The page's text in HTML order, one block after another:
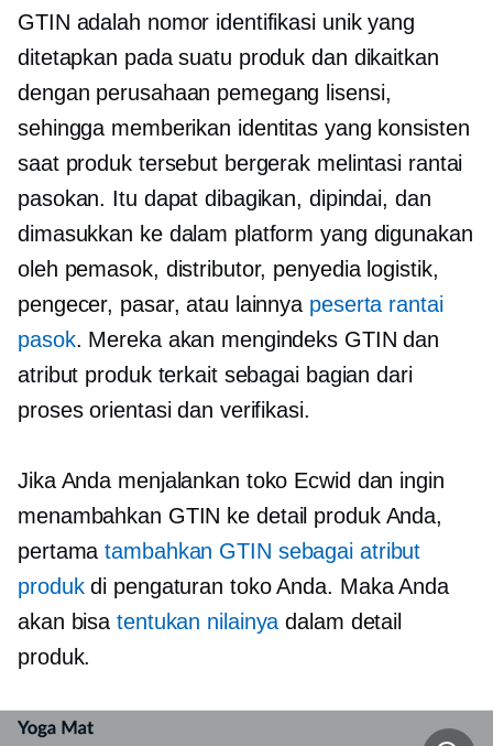
GTIN adalah nomor identifikasi unik yang
ditetapkan pada suatu produk dan dikaitkan
dengan perusahaan pemegang lisensi,
sehingga memberikan identitas yang konsisten
saat produk tersebut bergerak melintasi rantai
pasokan. Itu dapat dibagikan, dipindai, dan
dimasukkan ke dalam platform yang digunakan
oleh pemasok, distributor, penyedia logistik,
pengecer, pasar, atau lainnya peserta rantai
pasok. Mereka akan mengindeks GTIN dan
atribut produk terkait sebagai bagian dari
proses orientasi dan verifikasi.
Jika Anda menjalankan toko Ecwid dan ingin
menambahkan GTIN ke detail produk Anda,
pertamatambahkan GTIN sebagai atribut
produkdi pengaturan toko Anda. Maka Anda
akan bisatentukan nilainya dalam detail
produk.